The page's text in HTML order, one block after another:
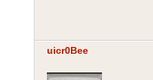
uicr0Bee